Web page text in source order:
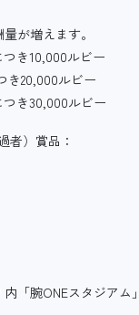
が増えます。
き10,000ルビー
き20,000ルビー
き30,000ルビー
者）賞品：
「腕ONEスタジアム